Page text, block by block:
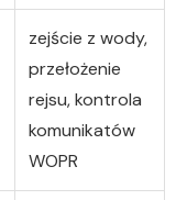
zejście z wody,
przełożenie
rejsu, kontrola
komunikatów
WOPR